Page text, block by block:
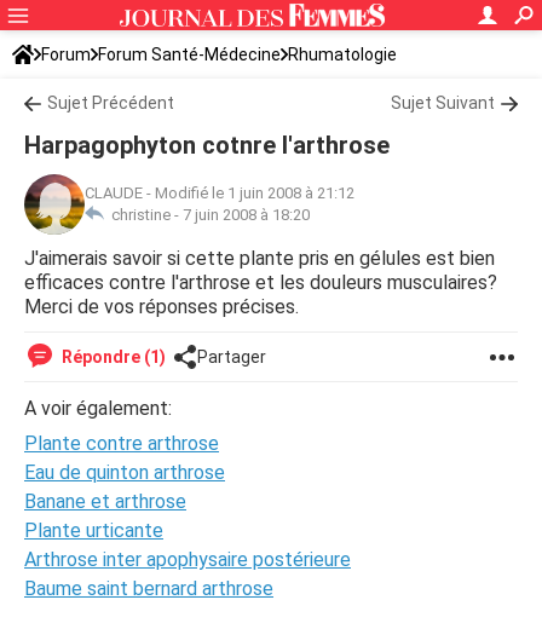
Forum Forum Santé-Médecine Rhumatologie
Sujet Précédent Sujet Suivant
Harpagophyton cotnre l'arthrose
CLAUDE - Modifié le 1 juin 2008 à 21:12
christine - 7 juin 2008 à 18:20
J'aimerais savoir si cette plante pris en gélules est bien
efficaces contre l'arthrose et les douleurs musculaires?
Merci de vos réponses précises.
Répondre (1) Partager
A voir également:
Plante contre arthrose
Eau de quinton arthrose
Banane et arthrose
Plante urticante
Arthrose inter apophysaire postérieure
Baume saint bernard arthrose